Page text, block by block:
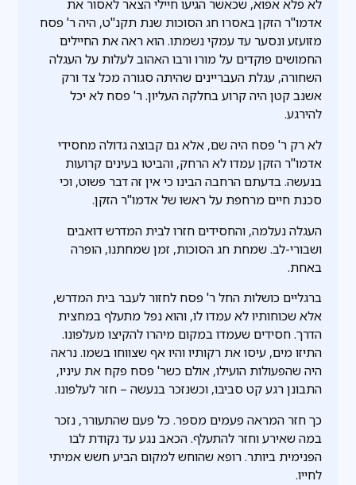
לא פלא אפוא, שכאשר הגיעו חיילי הצאר לאסור את
אדמו"ר הזקן באסרו חג הסוכות שנת תקנ"ט, היה ר' פסח
מזועזע ונסער עד עמקי נשמתו. הוא ראה את החיילים
החמושים פוקדים על מורו ורבו האהוב לעלות על העגלה
השחורה, עגלת העבריינים שהיתה סגורה מכל צד ורק
אשנב קטן היה קרוע בחלקה העליון. ר' פסח לא יכל
להירגע.
לא רק ר' פסח היה שם, אלא גם קבוצה גדולה מחסידי
אדמו"ר הזקן עמדו לא הרחק, והביטו בעינים קרועות
בנעשה. בדעתם הרחבה הבינו כי אין זה דבר פשוט, וכי
סכנת חיים מרחפת על ראשו של אדמו"ר הזקן.
העגלה נעלמה, והחסידים חזרו לבית המדרש דואבים
ושבורי-לב. שמחת חג הסוכות, זמן שמחתנו, הופרה
באחת.
ברגליים כושלות החל ר' פסח לחזור לעבר בית המדרש,
אלא שכוחותיו לא עמדו לו, והוא נפל מתעלף במחצית
הדרך. חסידים שעמדו במקום מיהרו להקיצו מעלפונו.
התיזו מים, עיסו את רקותיו והיו אף שצווחו בשמו. נראה
היה שהפעולות הועילו, אולם כשר' פסח פקח את עיניו,
התבונן רגע קט סביבו, וכשנזכר בנעשה – חזר לעלפונו.
כך חזר המראה פעמים מספר. כל פעם שהתעורר, נזכר
במה שאירע וחזר להתעלף. הכאב נגע עד נקודת לבו
הפנימית ביותר. רופא שהוחש למקום הביע חשש אמיתי
לחייו.